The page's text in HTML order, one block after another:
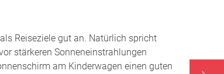
Reiseziele gut an. Natürlich spricht
stärkeren Sonneneinstrahlungen
am Kinderwagen einen guten